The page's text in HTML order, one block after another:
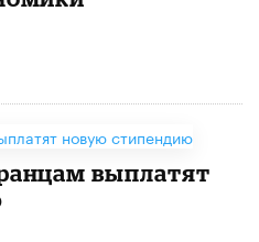
выплатят